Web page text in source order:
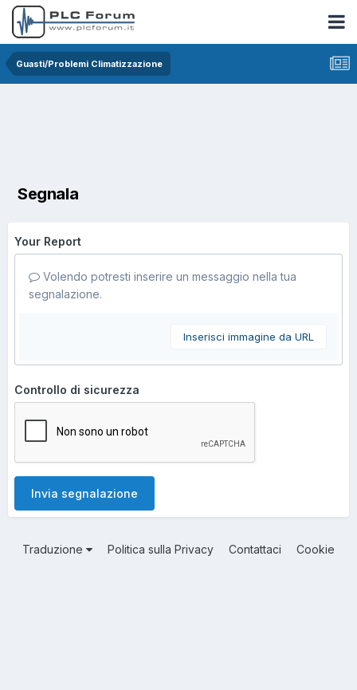
Guasti/Problemi Climatizzazione
Segnala
Your Report
Volendo potresti inserire un messaggio nella tua
segnalazione.
Inserisci immagine da URL
Controllo di sicurezza
Invia segnalazione
Traduzione Politica sulla Privacy Contattaci Cookie